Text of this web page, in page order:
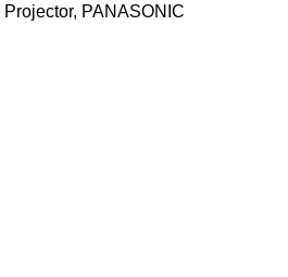
Projector, PANASONIC